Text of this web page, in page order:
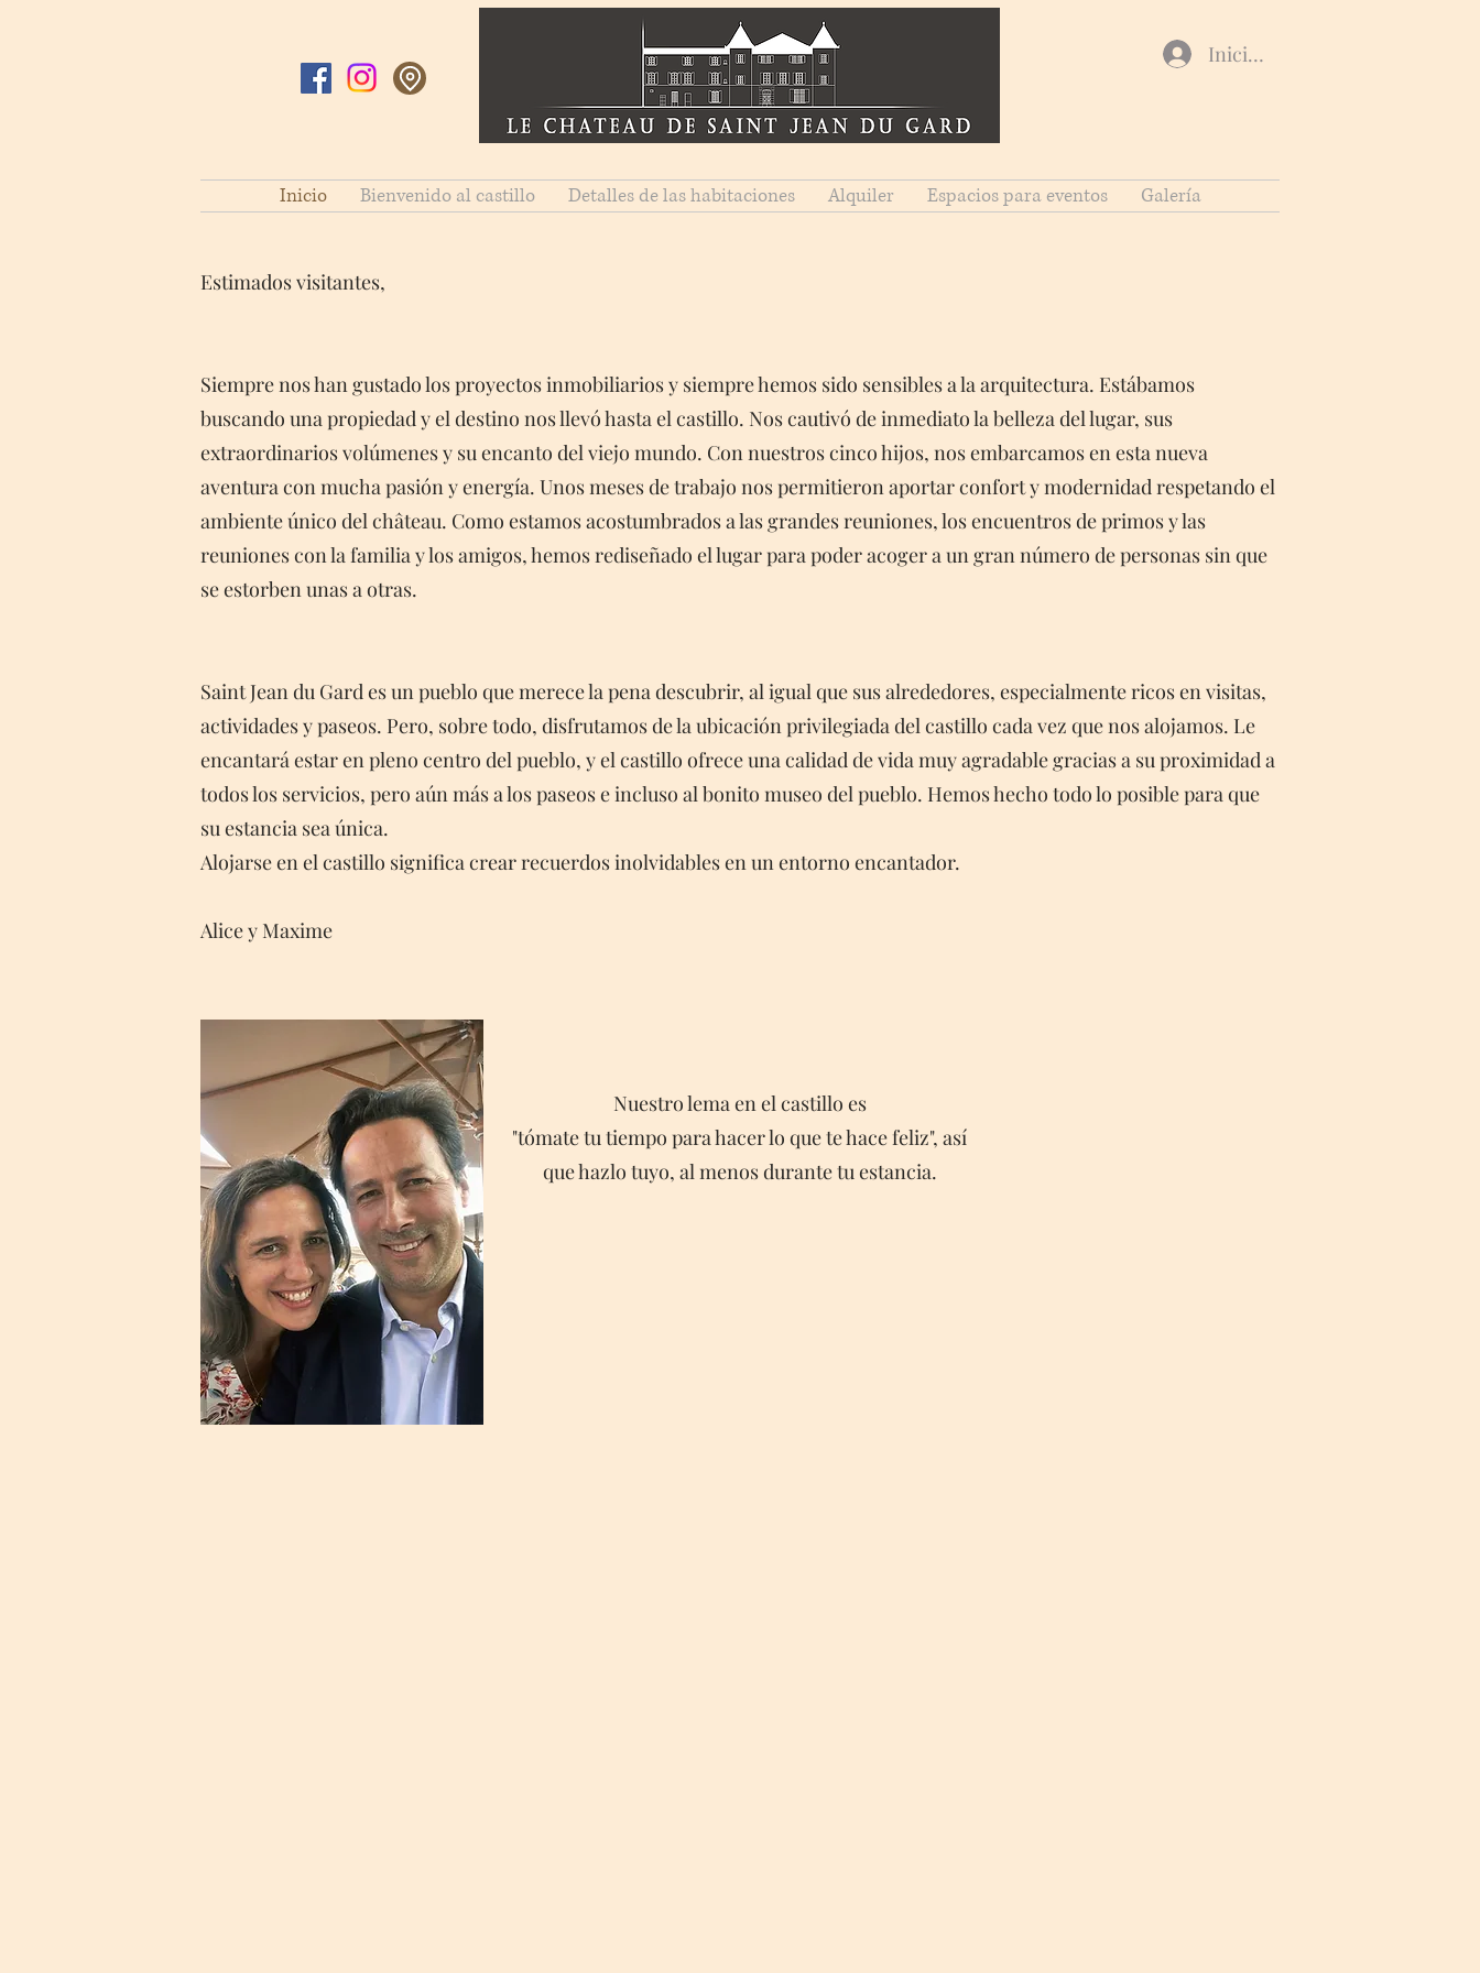
Iniciar sesión
Inicio Bienvenido al castillo Detalles de las habitaciones Alquiler Espacios para eventos Galería
Estimados visitantes,
Siempre nos han gustado los proyectos inmobiliarios y siempre hemos sido sensibles a la arquitectura. Estábamos
buscando una propiedad y el destino nos llevó hasta el castillo. Nos cautivó de inmediato la belleza del lugar, sus
extraordinarios volúmenes y su encanto del viejo mundo. Con nuestros cinco hijos, nos embarcamos en esta nueva
aventura con mucha pasión y energía. Unos meses de trabajo nos permitieron aportar confort y modernidad respetando el
ambiente único del château. Como estamos acostumbrados a las grandes reuniones, los encuentros de primos y las
reuniones con la familia y los amigos, hemos rediseñado el lugar para poder acoger a un gran número de personas sin que
se estorben unas a otras.
Saint Jean du Gard es un pueblo que merece la pena descubrir, al igual que sus alrededores, especialmente ricos en visitas,
actividades y paseos. Pero, sobre todo, disfrutamos de la ubicación privilegiada del castillo cada vez que nos alojamos. Le
encantará estar en pleno centro del pueblo, y el castillo ofrece una calidad de vida muy agradable gracias a su proximidad a
todos los servicios, pero aún más a los paseos e incluso al bonito museo del pueblo. Hemos hecho todo lo posible para que
su estancia sea única.
Alojarse en el castillo significa crear recuerdos inolvidables en un entorno encantador.
Alice y Maxime
Nuestro lema en el castillo es
"tómate tu tiempo para hacer lo que te hace feliz", así
que hazlo tuyo, al menos durante tu estancia.